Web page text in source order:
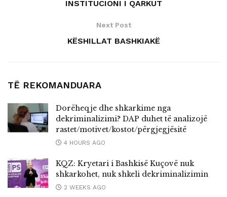
INSTITUCIONI I QARKUT
Next Post
KËSHILLAT BASHKIAKË
TË REKOMANDUARA
Dorëheqje dhe shkarkime nga
dekriminalizimi? DAP duhet të analizojë
rastet/motivet/kostot/përgjegjësitë
4 HOURS AGO
KQZ: Kryetari i Bashkisë Kuçovë nuk
shkarkohet, nuk shkeli dekriminalizimin
2 WEEKS AGO